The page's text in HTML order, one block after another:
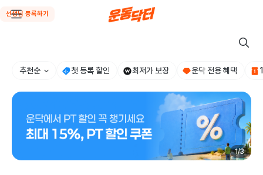
선생님 등록하기
추천순 첫 등록 할인 최저가 보장 운닥 전용 혜택
1/3